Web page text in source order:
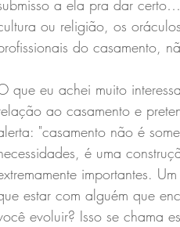
a ela pra dar
ou religião, os
do casamento,
que eu achei muito
ao casamento e
"casamento não é
é uma
importantes.
estar com alguém que
evoluir? Isso se chama